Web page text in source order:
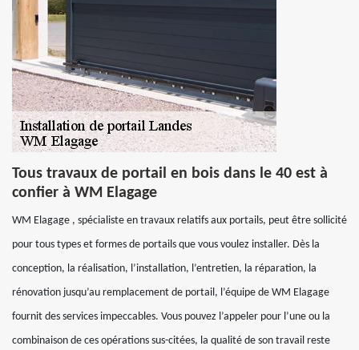
Tous travaux de portail en bois dans le 40 est à
confier à WM Elagage
WM Elagage , spécialiste en travaux relatifs aux portails, peut être sollicité
pour tous types et formes de portails que vous voulez installer. Dès la
conception, la réalisation, l’installation, l’entretien, la réparation, la
rénovation jusqu’au remplacement de portail, l’équipe de WM Elagage
fournit des services impeccables. Vous pouvez l’appeler pour l’une ou la
combinaison de ces opérations sus-citées, la qualité de son travail reste